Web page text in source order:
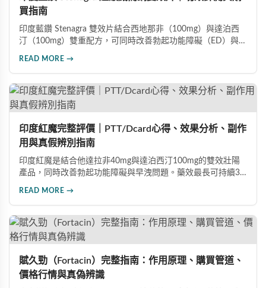
買指南
印度藍鑽 Stenagra 雙效片結合西地那非（100mg）與達泊西
汀（100mg）雙重配方，可同時改善勃起功能障礙（ED）與早
高的男性保健品選擇。
READ MORE →
印度紅魔完整評價｜PTT/Dcard心得、效果分析、副作
用與真假辨別指南
印度紅魔是結合他達拉非40mg與達泊西汀100mg的雙效壯陽
產品，同時改善勃起功能障礙與早洩問題。藥效最長可持續36
READ MORE →
賦久勁（Fortacin）完整指南：作用原理、購買管道、
價格行情與真偽辨識